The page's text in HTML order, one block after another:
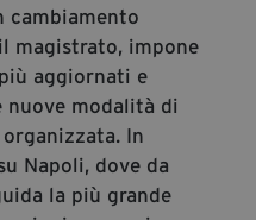
cambiamento
magistrato, impone
aggiornati e
modalità di
In
Napoli, dove da
la più grande